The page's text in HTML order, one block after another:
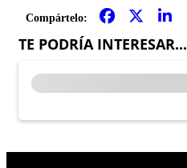
Compártelo:
TE PODRÍA INTERESAR...